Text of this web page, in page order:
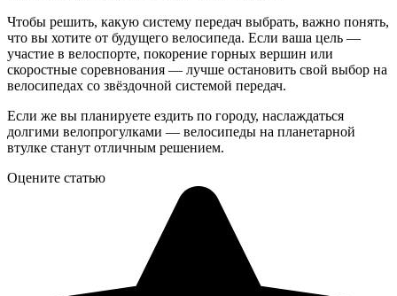
Чтобы решить, какую систему передач выбрать, важно понять,
что вы хотите от будущего велосипеда. Если ваша цель —
участие в велоспорте, покорение горных вершин или
скоростные соревнования — лучше остановить свой выбор на
велосипедах со звёздочной системой передач.
Если же вы планируете ездить по городу, наслаждаться
долгими велопрогулками — велосипеды на планетарной
втулке станут отличным решением.
Оцените статью